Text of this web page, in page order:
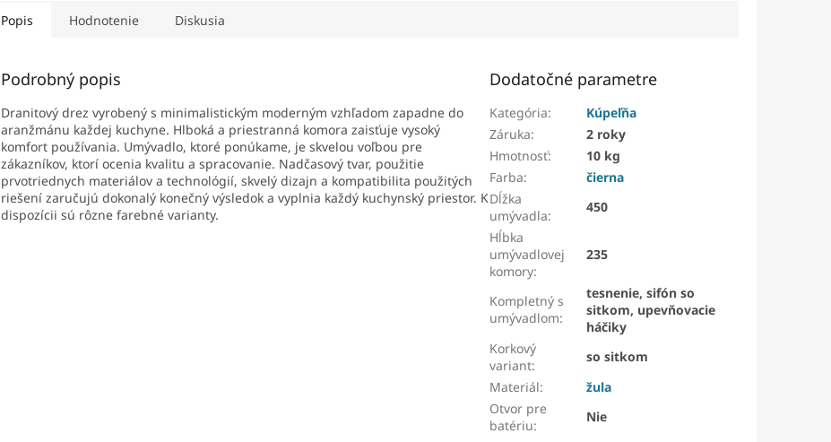
Popis Hodnotenie Diskusia
Podrobný popis
Dranitový drez vyrobený s minimalistickým moderným vzhľadom zapadne do
aranžmánu každej kuchyne. Hlboká a priestranná komora zaisťuje vysoký
komfort používania. Umývadlo, ktoré ponúkame, je skvelou voľbou pre
zákazníkov, ktorí ocenia kvalitu a spracovanie. Nadčasový tvar, použitie
prvotriednych materiálov a technológií, skvelý dizajn a kompatibilita použitých
riešení zaručujú dokonalý konečný výsledok a vyplnia každý kuchynský priestor. K
dispozícii sú rôzne farebné varianty.
Dodatočné parametre
Kategória:
Kúpeľňa
Záruka:
2 roky
Hmotnosť:
10 kg
Farba:
čierna
Dĺžka
umývadla:
450
Hĺbka
umývadlovej
komory:
235
Kompletný s
umývadlom:
tesnenie, sifón so
sitkom, upevňovacie
háčiky
Korkový
variant:
so sitkom
Materiál:
žula
Otvor pre
batériu:
Nie